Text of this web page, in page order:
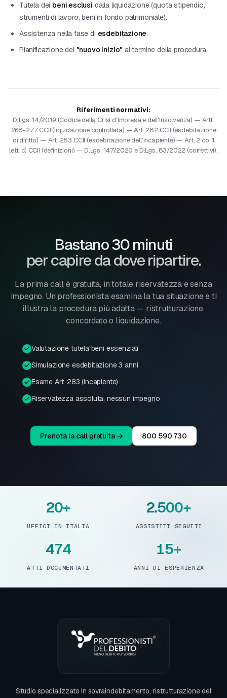
Tutela dei beni esclusi dalla liquidazione (quota stipendio,
strumenti di lavoro, beni in fondo patrimoniale).
Assistenza nella fase di esdebitazione.
Pianificazione del "nuovo inizio" al termine della procedura.
Riferimenti normativi:
D.Lgs. 14/2019 (Codice della Crisi d'Impresa e dell'Insolvenza) — Artt.
268-277 CCII (liquidazione controllata) — Art. 282 CCII (esdebitazione
di diritto) — Art. 283 CCII (esdebitazione dell'incapiente) — Art. 2 co. 1
lett. c) CCII (definizioni) — D.Lgs. 147/2020 e D.Lgs. 83/2022 (correttivi).
Bastano 30 minuti
per capire da dove ripartire.
La prima call è gratuita, in totale riservatezza e senza
impegno. Un professionista esamina la tua situazione e ti
illustra la procedura più adatta — ristrutturazione,
concordato o liquidazione.
Valutazione tutela beni essenziali
Simulazione esdebitazione 3 anni
Esame Art. 283 (incapiente)
Riservatezza assoluta, nessun impegno
Prenota la call gratuita → 800 590 730
20+
UFFICI IN ITALIA
2.500+
ASSISTITI SEGUITI
474
ATTI DOCUMENTATI
15+
ANNI DI ESPERIENZA
Studio specializzato in sovraindebitamento, ristrutturazione del